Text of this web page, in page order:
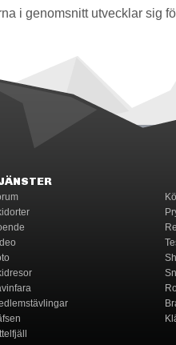
i genomsnitt utvecklar sig